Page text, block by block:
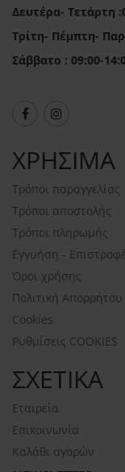
Δευτέρα- Τετάρτη
Τρίτη- Πέμπτη-
Σάββατο : 09:00-
ΧΡΗΣΙΜΑ
Τρόποι παραγγελίας
Τρόποι αποστολής
Τρόποι πληρωμής
Εγγυήση -
Όροι χρήσης
Πολιτική
Cookies
Ρυθμίσεις COOKIES
ΣΧΕΤΙΚΑ
Εταιρεία
Επικοινωνία
Καλάθι αγορών